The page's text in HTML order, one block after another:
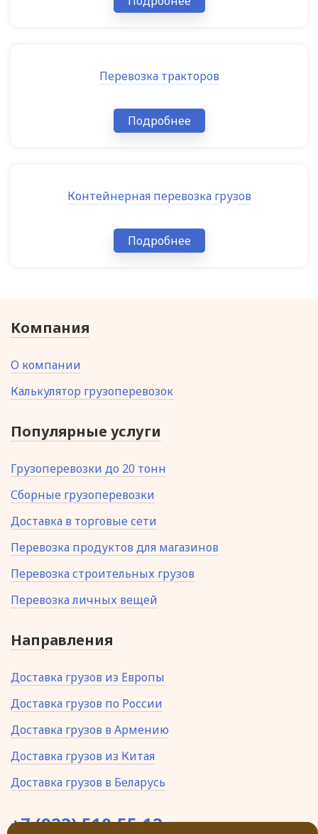
Перевозка тракторов
Подробнее
Контейнерная перевозка грузов
Подробнее
Компания
О компании
Калькулятор грузоперевозок
Популярные услуги
Грузоперевозки до 20 тонн
Сборные грузоперевозки
Доставка в торговые сети
Перевозка продуктов для магазинов
Перевозка строительных грузов
Перевозка личных вещей
Направления
Доставка грузов из Европы
Доставка грузов по России
Доставка грузов в Армению
Доставка грузов из Китая
Доставка грузов в Беларусь
+7 (922) 510-55-12